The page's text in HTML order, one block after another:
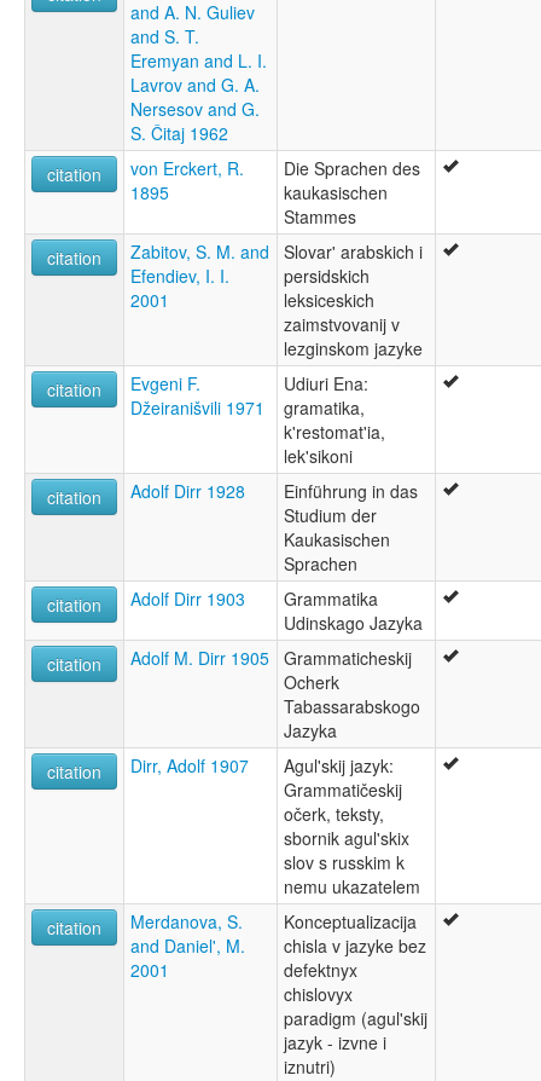
and A. N. Guliev
and S. T.
Eremyan and L. I.
Lavrov and G. A.
Nersesov and G.
S. Čitaj 1962
citation
von Erckert, R.
1895
Die Sprachen des
kaukasischen
Stammes
citation
Zabitov, S. M. and
Efendiev, I. I.
2001
Slovar' arabskich i
persidskich
leksiceskich
zaimstvovanij v
lezginskom jazyke
citation
Evgeni F.
Džeiranišvili 1971
Udiuri Ena:
gramatika,
k'restomat'ia,
lek'sikoni
citation
Adolf Dirr 1928
Einführung in das
Studium der
Kaukasischen
Sprachen
citation
Adolf Dirr 1903
Grammatika
Udinskago Jazyka
citation
Adolf M. Dirr 1905 Grammaticheskij
Ocherk
Tabassarabskogo
Jazyka
citation
Dirr, Adolf 1907
Agul'skij jazyk:
Grammatičeskij
očerk, teksty,
sbornik agul'skix
slov s russkim k
nemu ukazatelem
citation
Merdanova, S.
and Daniel', M.
2001
Konceptualizacija
chisla v jazyke bez
defektnyx
chislovyx
paradigm (agul'skij
jazyk - izvne i
iznutri)